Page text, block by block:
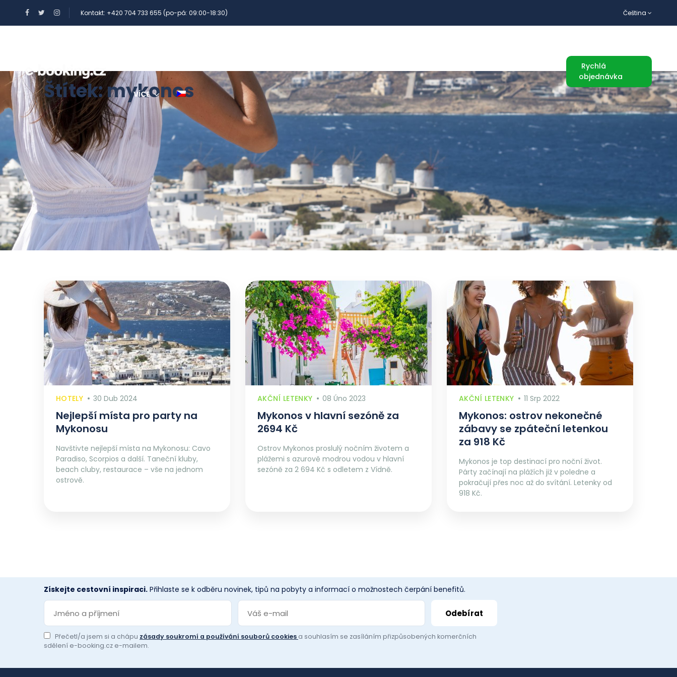
Kontakt: +420 704 733 655 (po-pá: 09:00-18:30) Čeština
VÍCE
Rychlá
objednávka
Štítek:mykonos
HOTELY 30 Dub 2024
Nejlepší místa pro party na
Mykonosu
Navštivte nejlepší místa na Mykonosu: Cavo
Paradiso, Scorpios a další. Taneční kluby,
beach cluby, restaurace – vše na jednom
ostrově.
AKČNÍ LETENKY 08 Úno 2023
Mykonos v hlavní sezóně za
2694 Kč
Ostrov Mykonos proslulý nočním životem a
plážemi s azurově modrou vodou v hlavní
sezóně za 2 694 Kč s odletem z Vídně.
AKČNÍ LETENKY 11 Srp 2022
Mykonos: ostrov nekonečné
zábavy se zpáteční letenkou
za 918 Kč
Mykonos je top destinací pro noční život.
Párty začínají na plážích již v poledne a
pokračují přes noc až do svítání. Letenky od
918 Kč.
Získejte cestovní inspiraci. Přihlaste se k odběru novinek, tipů na pobyty a informací o možnostech čerpání benefitů.
Přečetl/a jsem si a chápu zásady soukromí a používání souborů cookies a souhlasím se zasíláním přizpůsobených komerčních
sdělení e-booking.cz e-mailem.